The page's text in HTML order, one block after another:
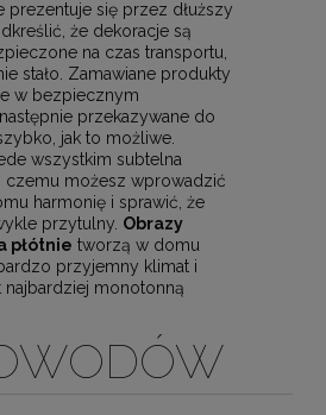
prezentuje się przez dłuższy
że dekoracje są
na czas transportu,
stało. Zamawiane produkty
w bezpiecznym
przekazywane do
jak to możliwe.
wszystkim subtelna
czemu możesz wprowadzić
harmonię i sprawić, że
przytulny. Obrazy
płótnie tworzą w domu
przyjemny klimat i
najbardziej monotonną